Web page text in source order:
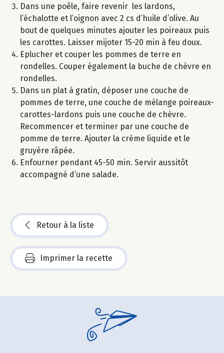
Dans une poêle, faire revenir les lardons,
l’échalotte et l’oignon avec 2 cs d’huile d’olive. Au
bout de quelques minutes ajouter les poireaux puis
les carottes. Laisser mijoter 15-20 min à feu doux.
Eplucher et couper les pommes de terre en
rondelles. Couper également la buche de chèvre en
rondelles.
Dans un plat à gratin, déposer une couche de
pommes de terre, une couche de mélange poireaux-
carottes-lardons puis une couche de chèvre.
Recommencer et terminer par une couche de
pomme de terre. Ajouter la crème liquide et le
gruyère râpée.
Enfourner pendant 45-50 min. Servir aussitôt
accompagné d’une salade.
Retour à la liste
Imprimer la recette